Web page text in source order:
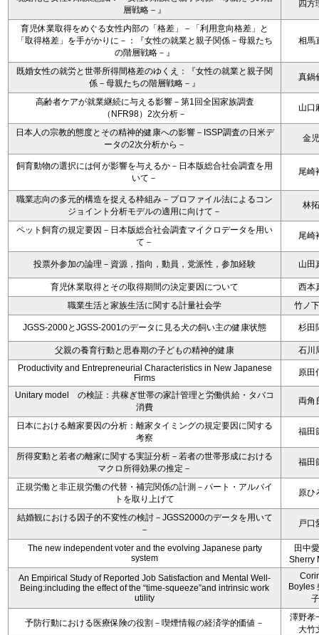
層戦略－』
四方
育児休業取得をめぐる女性内部の「格差」－「利用意向格差」と
「取得格差」を手がかりに－：『女性の就業と親子関係－母親たち
の階層戦略－』
相馬
既婚女性の就労と世帯所得間格差のゆくえ：『女性の就業と親子関
係－母親たちの階層戦略－』
真鍋
高齢者ケアが就業継続に与える影響－第1回全国家族調査
（NFR98）2次分析－
山口
日本人の宗教的態度とその精神的健康への影響－ISSP調査の日米デ
ータの2次分析から－
金
飼育動物の選択には何が影響を与えるか－日本版総合社会調査を用
いて－
尾崎
職業志向の多元的構造を捉える枠組み－プロファイル法によるコン
ジョイント分析モデルの適用に向けて－
林
ペット飼育の規定要因－日本版総合社会調査マイクロデータを用い
て－
尾崎
投票外参加の論理－資源，指向，動員，党派性，参加経験 山田
育児休業取得とその取得期間の決定要因について
西本
職業生活と家族生活に関する計量社会学
竹ノ
JGSS-2000とJGSS-2001のデータに見る犬の飼い主の健康状態 杉田
父親の養育行動と思春期の子どもの精神的健康
石川
Productivity and Entrepreneurial Characteristics in New Japanese
Firms
原田
Unitary model の検証：共稼ぎ世帯の家計管理と労働供給・タバコ
消費
両角
日本における離家要因の分析：離家タイミングの規定要因に関する
考察
福田
所得変動と若者の離家に関する実証分析－若者の世帯形成における
マクロ所得効果の推定－
福田
正規労働と非正規労働の代替・補完関係の計測－パート・アルバイ
トを取り上げて
原ひ
結婚観における因子的不変性の検討－JGSS2000のデータを用いて
－
戸口
The new independent voter and the evolving Japanese party
system
田中
Sherry
An Empirical Study of Reported Job Satisfaction and Mental Well-
Being:including the effect of the “time-squeeze”and intrinsic work
utility
Boyles
子
予防行動における医療保険の役割－喫煙情報の経済学的価値－
澤野孝
大竹